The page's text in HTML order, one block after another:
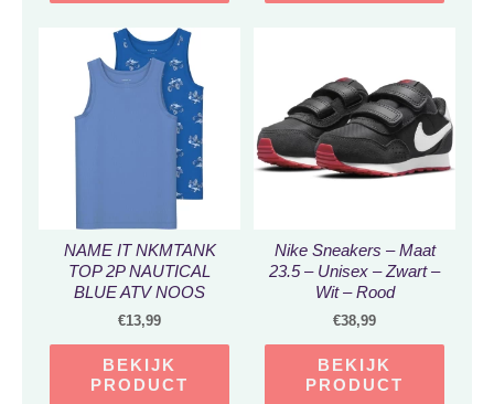
NAME IT NKMTANK
TOP 2P NAUTICAL
BLUE ATV NOOS
Jongens Ondergoed –
€13,99
BEKIJK
PRODUCT
Nike Sneakers – Maat
23.5 – Unisex – Zwart –
Wit – Rood
€38,99
BEKIJK
PRODUCT